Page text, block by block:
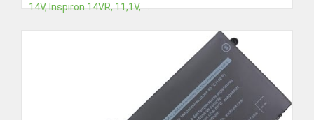
14V, Inspiron 14VR, 11,1V, ...
In den Warenkorb